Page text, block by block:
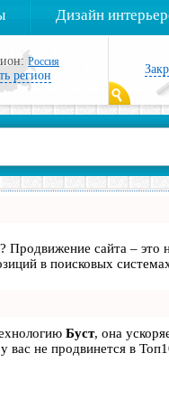
Дизайн
Россия
регион
Продвижение сайта –
в поисковых
Буст, она
вас не продвинется в